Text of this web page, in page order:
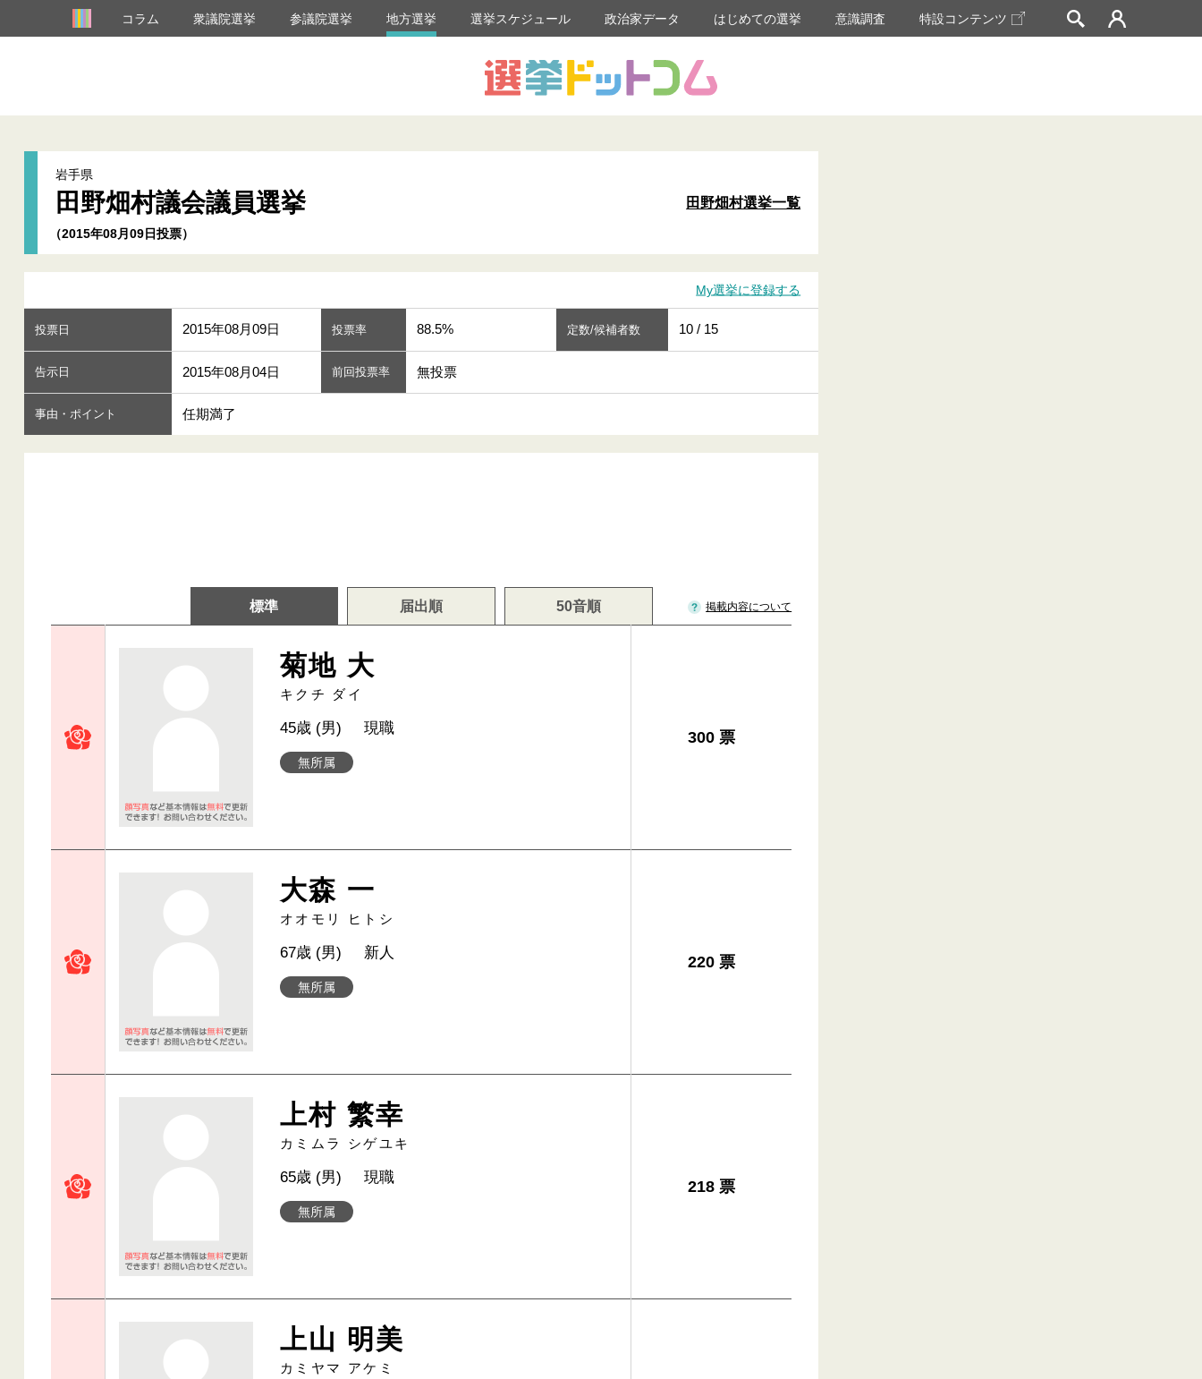
コラム 衆議院選挙 参議院選挙 地方選挙 選挙スケジュール 政治家データ はじめての選挙 意識調査 特設コンテンツ
岩手県
田野畑村議会議員選挙
（2015年08月09日投票）
田野畑村選挙一覧
My選挙に登録する
投票日 2015年08月09日 投票率 88.5% 定数/候補者数 10 / 15
告示日 2015年08月04日 前回投票率 無投票
事由・ポイント 任期満了
標準 届出順 50音順 掲載内容について
菊地 大
キクチ ダイ
無所属
45歳 (男) 現職
300 票
大森 一
オオモリ ヒトシ
無所属
67歳 (男) 新人
220 票
上村 繁幸
カミムラ シゲユキ
無所属
65歳 (男) 現職
218 票
上山 明美
カミヤマ アケミ